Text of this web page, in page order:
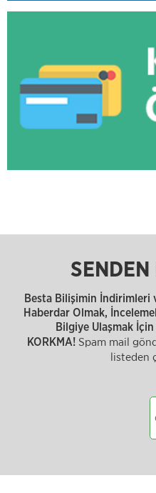
Besta Bilişimin İndirimleri
Haberdar Olmak,
Bilgiye Ulaşmak
KORKMA! Spam mail
listeden